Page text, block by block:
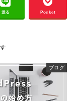
送る Pocket
ブログ